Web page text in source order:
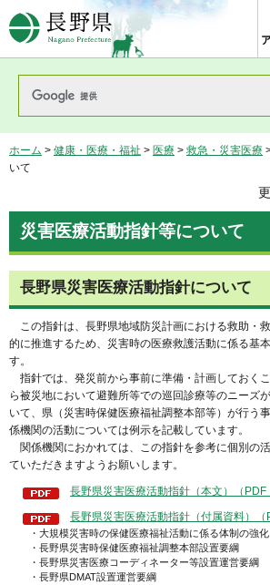
長野県Nagano Prefecture
ホーム > 健康・医療・福祉 > 医療 > 救急・災害医療
いて
災害医療活動指針等について
長野県災害医療活動指針について
この指針は、長野県地域防災計画における救助・
的に推進するため、災害時の医療救護活動に係る基
す。
指針では、発災前から事前に準備・計画しておく
ら被災地において避難所等での巡回診療等のニーズ
いて、県（災害時保健医療福祉調整本部等）が行う
係機関の活動については例示を記載しています。
関係機関におかれては、この指針を参考に個別の
ていただきますようお願いします。
長野県災害医療活動指針（本文）（PDF
長野県災害医療活動指針（付属資料）（
・大規模災害時の保健医療福祉活動に係る体制の強化
・長野県災害時保健医療福祉調整本部設置要綱
・長野県災害医療コーディネーター等設置運営要綱
・長野県DMAT設置運営要綱